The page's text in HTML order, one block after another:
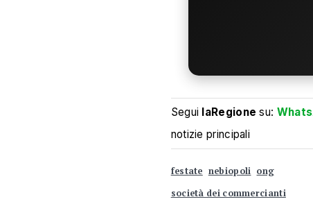
Segui laRegione su:
notizie principali
festate nebiopoli ong
società dei commercianti